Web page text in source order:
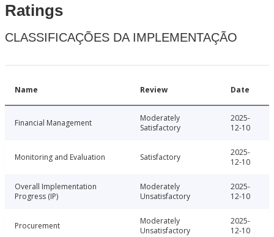
Ratings
CLASSIFICAÇÕES DA IMPLEMENTAÇÃO
Name Review Date
Financial Management
Moderately
Satisfactory
2025-
12-10
Monitoring and Evaluation Satisfactory
2025-
12-10
Overall Implementation
Progress (IP)
Moderately
Unsatisfactory
2025-
12-10
Procurement
Moderately
Unsatisfactory
2025-
12-10